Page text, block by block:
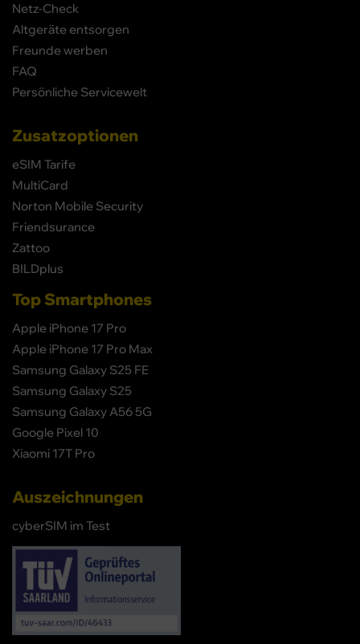
Netz-Check
Altgeräte entsorgen
Freunde werben
FAQ
Persönliche Servicewelt
Zusatzoptionen
eSIM Tarife
MultiCard
Norton Mobile Security
Friendsurance
Zattoo
BILDplus
Top Smartphones
Apple iPhone 17 Pro
Apple iPhone 17 Pro Max
Samsung Galaxy S25 FE
Samsung Galaxy S25
Samsung Galaxy A56 5G
Google Pixel 10
Xiaomi 17T Pro
Auszeichnungen
cyberSIM im Test